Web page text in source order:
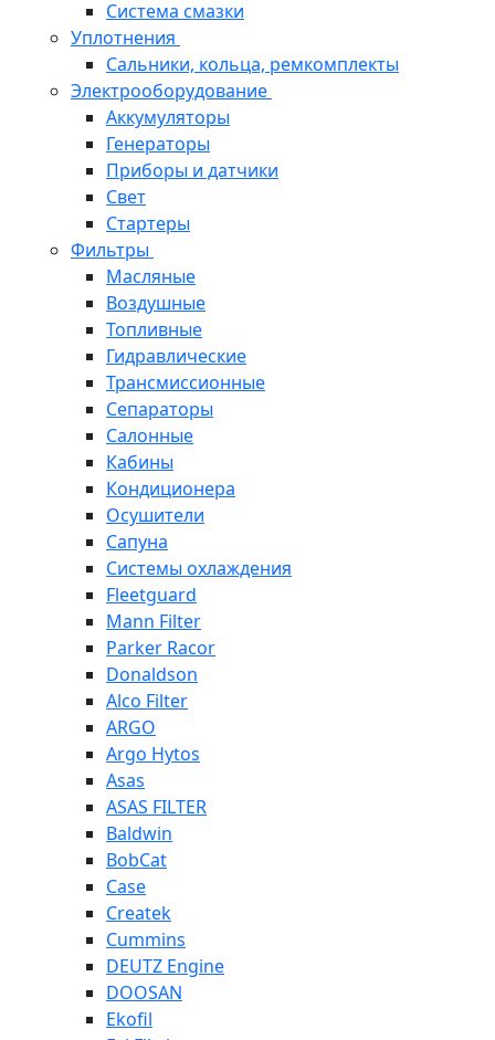
Система смазки
Уплотнения
Сальники, кольца, ремкомплекты
Электрооборудование
Аккумуляторы
Генераторы
Приборы и датчики
Свет
Стартеры
Фильтры
Масляные
Воздушные
Топливные
Гидравлические
Трансмиссионные
Сепараторы
Салонные
Кабины
Кондиционера
Осушители
Сапуна
Системы охлаждения
Fleetguard
Mann Filter
Parker Racor
Donaldson
Alco Filter
ARGO
Argo Hytos
Asas
ASAS FILTER
Baldwin
BobCat
Case
Createk
Cummins
DEUTZ Engine
DOOSAN
Ekofil